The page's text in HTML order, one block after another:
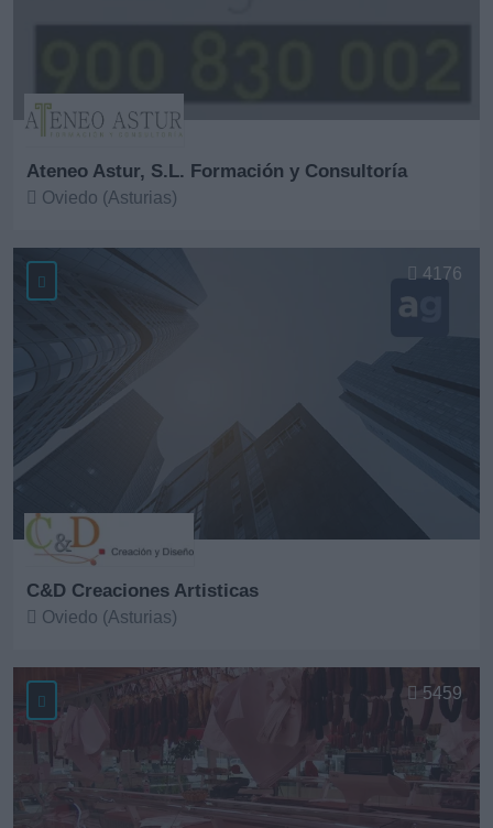
Ateneo Astur, S.L. Formación y Consultoría
Oviedo (Asturias)
C&D Creaciones Artisticas
Oviedo (Asturias)
4176
5459